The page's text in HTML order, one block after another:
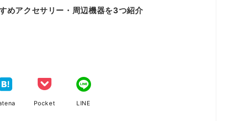
アクセサリー・周辺機器を3つ紹介
Pocket LINE